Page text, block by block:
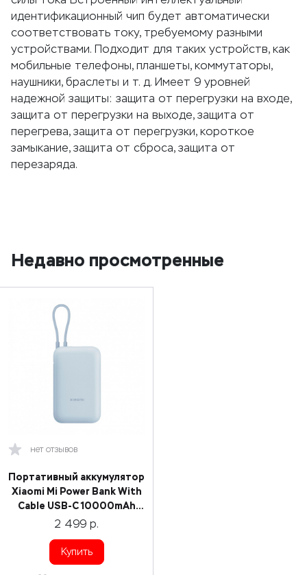
идентификационный чип будет автоматически
соответствовать току, требуемому разными
устройствами. Подходит для таких устройств, как
мобильные телефоны, планшеты, коммутаторы,
наушники, браслеты и т. д. Имеет 9 уровней
надежной защиты: защита от перегрузки на входе,
защита от перегрузки на выходе, защита от
перегрева, защита от перегрузки, короткое
замыкание, защита от сброса, защита от
перезаряда.
Недавно просмотренные
нет отзывов
Портативный аккумулятор
Xiaomi Mi Power Bank With
Cable USB-C 10000mAh
Pocket Version P15ZM Blue
2 499 р.
Купить